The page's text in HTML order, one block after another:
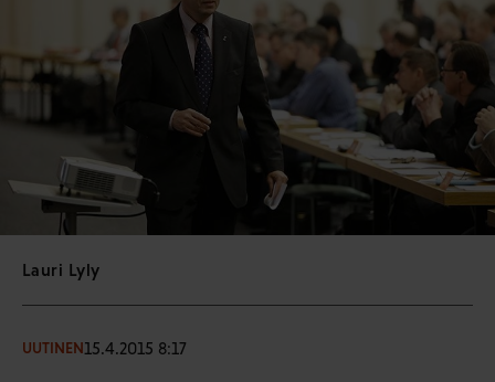
Lauri Lyly
UUTINEN15.4.2015 8:17